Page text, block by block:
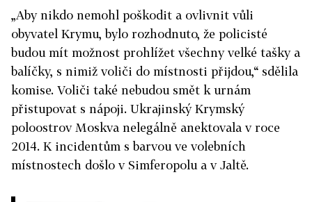
„Aby nikdo nemohl poškodit a ovlivnit vůli
obyvatel Krymu, bylo rozhodnuto, že policisté
budou mít možnost prohlížet všechny velké tašky a
balíčky, s nimiž voliči do místnosti přijdou,“ sdělila
komise. Voliči také nebudou smět k urnám
přistupovat s nápoji. Ukrajinský Krymský
poloostrov Moskva nelegálně anektovala v roce
2014. K incidentům s barvou ve volebních
místnostech došlo v Simferopolu a v Jaltě.